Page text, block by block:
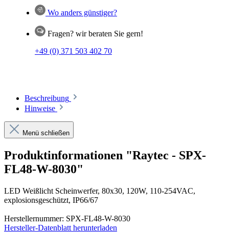
Wo anders günstiger?
Fragen? wir beraten Sie gern!
+49 (0) 371 503 402 70
Beschreibung
Hinweise
Menü schließen
Produktinformationen "Raytec - SPX-
FL48-W-8030"
LED Weißlicht Scheinwerfer, 80x30, 120W, 110-254VAC,
explosionsgeschützt, IP66/67
Herstellernummer: SPX-FL48-W-8030
Hersteller-Datenblatt herunterladen